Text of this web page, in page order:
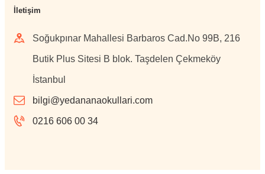
İletişim
Soğukpınar Mahallesi Barbaros Cad.No 99B, 216
Butik Plus Sitesi B blok. Taşdelen Çekmeköy
İstanbul
bilgi@yedananaokullari.com
0216 606 00 34